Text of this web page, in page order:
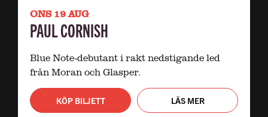
ONS 19 AUG
PAUL CORNISH
Blue Note-debutant i rakt nedstigande led
från Moran och Glasper.
KÖP BILJETT LÄS MER